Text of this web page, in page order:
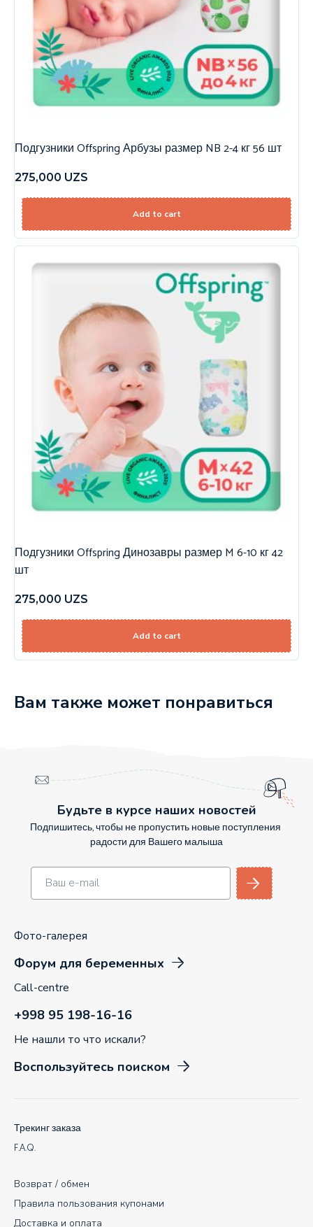
Подгузники Offspring Арбузы размер NB 2-4 кг 56 шт
275,000 UZS
Add to cart
Подгузники Offspring Динозавры размер M 6-10 кг 42
шт
275,000 UZS
Add to cart
Вам также может понравиться
Будьте в курсе наших новостей
Подпишитесь, чтобы не пропустить новые поступления
радости для Вашего малыша
Фото-галерея
Форум для беременных
Call-centre
+998 95 198-16-16
Не нашли то что искали?
Воспользуйтесь поиском
Возврат / обмен
Правила пользования купонами
Доставка и оплата
Трекинг заказа
F.A.Q.